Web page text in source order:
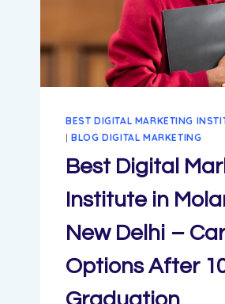
EXPERT
IS
THE
BEST
BEST DIGITAL MARKETING
|BLOG DIGITAL MARKETING
Best Digital
Institute in
New Delhi –
Options After